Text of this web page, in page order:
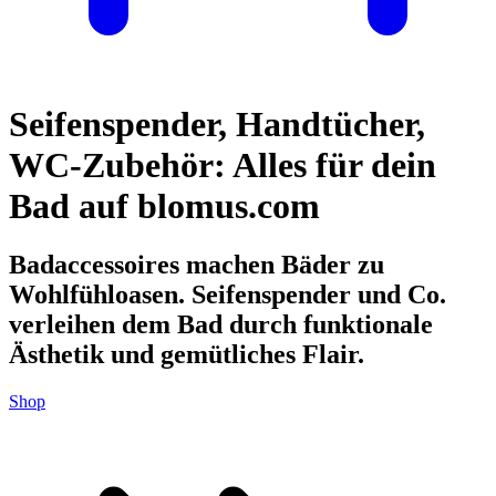
Seifenspender, Handtücher,
WC-Zubehör: Alles für dein
Bad auf blomus.com
Badaccessoires machen Bäder zu
Wohlfühloasen. Seifenspender und Co.
verleihen dem Bad durch funktionale
Ästhetik und gemütliches Flair.
Shop